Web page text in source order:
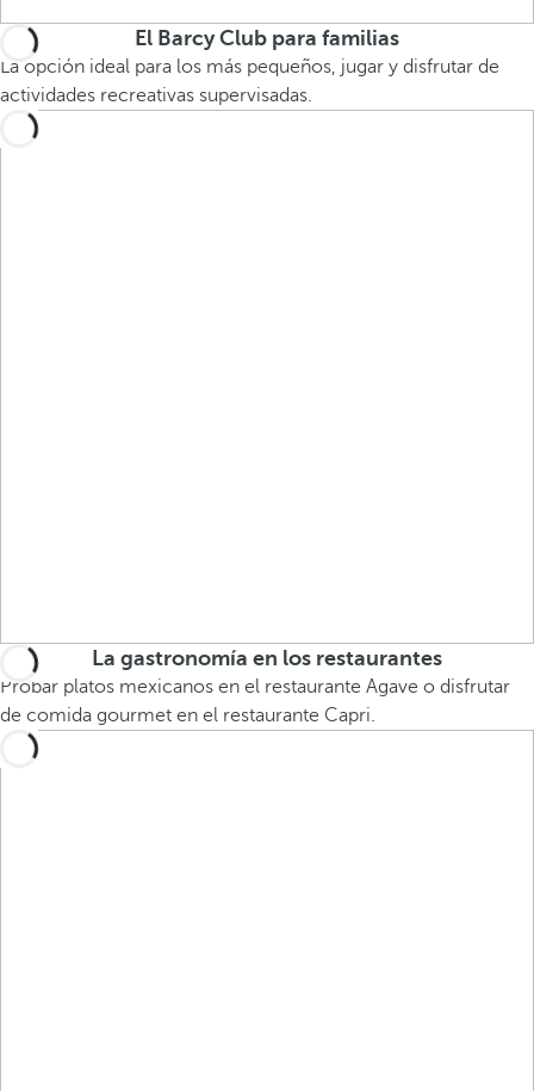
El Barcy Club para familias
La opción ideal para los más pequeños, jugar y disfrutar de
actividades recreativas supervisadas.
La gastronomía en los restaurantes
Probar platos mexicanos en el restaurante Agave o disfrutar
de comida gourmet en el restaurante Capri.